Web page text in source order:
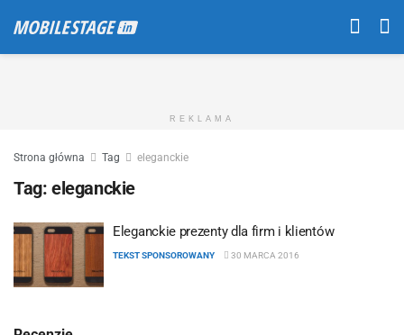
REKLAMA
Strona główna Tag eleganckie
Tag: eleganckie
Eleganckie prezenty dla firm i klientów
TEKST SPONSOROWANY 30 MARCA 2016